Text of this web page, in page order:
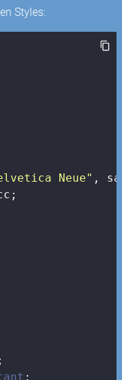
Styles:
Neue" ,
;
;